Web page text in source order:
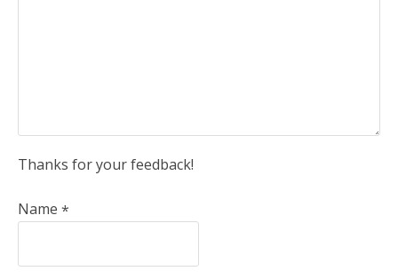
Thanks for your feedback!
Name *